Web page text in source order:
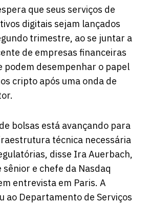
que seus serviços de
digitais sejam lançados
trimestre, ao se juntar a
de empresas financeiras
podem desempenhar o papel
cripto após uma onda de
bolsas está avançando para
técnica necessária
disse Ira Auerbach,
e chefe da Nasdaq
entrevista em Paris. A
ao Departamento de Serviços